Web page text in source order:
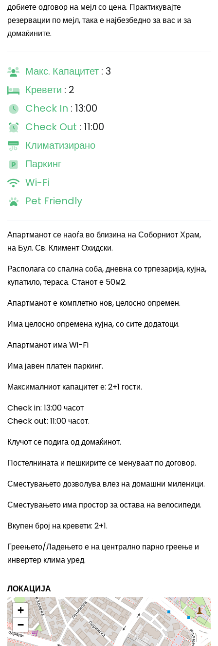
добиете одговор на мејл со цена. Практикувајте
резервации по мејл, така е најбезбедно за вас и за
домаќините.
Макс. Капацитет : 3
Кревети : 2
Check In : 13:00
Check Out : 11:00
Климатизирано
Паркинг
Wi-Fi
Pet Friendly
Апартманот се наоѓа во близина на Соборниот Храм,
на Бул. Св. Климент Охидски.
Располага со спална соба, дневна со трпезарија, кујна,
купатило, тераса. Станот е 50м2.
Апартманот е комплетно нов, целосно опремен.
Има целосно опремена кујна, со сите додатоци.
Апартманот имаWi-Fi
Има јавен платен паркинг.
Максималниот капацитет е: 2+1 гости.
Check in: 13:00 часот
Check out: 11:00 часот.
Клучот се подига од домаќинот.
Постелнината и пешкирите се менуваат по договор.
Сместувањето дозволува влез на домашни миленици.
Сместувањето има простор за остава на велосипеди.
Вкупен број на кревети: 2+1.
Греењето/Ладењето е на централно парно греење и
инвертер клима уред.
ЛОКАЦИЈА
+
−